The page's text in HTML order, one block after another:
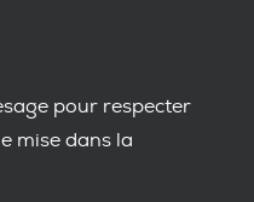
pour respecter
mise dans la